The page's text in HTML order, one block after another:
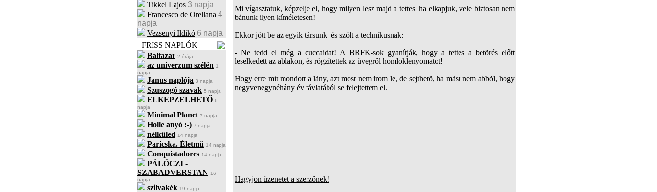
Tikkel Lajos 3 napja
Francesco de Orellana 4
napja
Vezsenyi Ildikó 6 napja
FRISS NAPLÓK
Baltazar 2 órája
az univerzum szélén 1
napja
Janus naplója 3 napja
Szuszogó szavak 5 napja
ELKÉPZELHETŐ 6
napja
Minimal Planet 7 napja
Holle anyó :-) 7 napja
nélküled 14 napja
Paricska. Életmű 14 napja
Conquistadores 14 napja
PÁLÓCZI -
SZABADVERSTAN 16
napja
szilvakék 19 napja
Mi vígasztatuk, képzelje el, hogy milyen lesz majd a tettes, ha elkapjuk, vele biztosan nem
bánunk ilyen kíméletesen!
Ekkor jött be az egyik társunk, és szólt a technikusnak:
- Ne tedd el még a cuccaidat! A BRFK-sok gyanítják, hogy a tettes a betörés előtt
leselkedett az ablakon, és rögzítettek az üvegről homloklenyomatot!
Hogy erre mit mondott a lány, azt most nem írom le, de sejthető, ha mást nem abból, hogy
negyvenegynéhány év távlatából se felejtettem el.
Hagyjon üzenetet a szerzőnek!